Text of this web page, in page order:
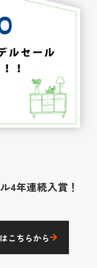
4年連続入賞！
こちらから